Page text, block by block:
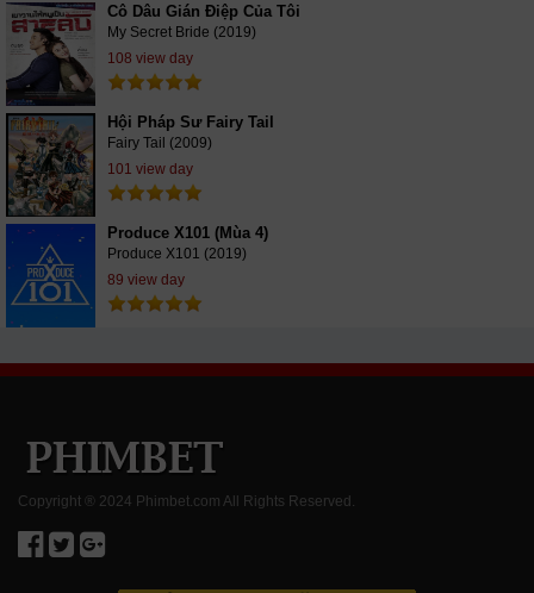
Cô Dâu Gián Điệp Của Tôi
My Secret Bride (2019)
108 view day
Hội Pháp Sư Fairy Tail
Fairy Tail (2009)
101 view day
Produce X101 (Mùa 4)
Produce X101 (2019)
89 view day
Copyright ® 2024 Phimbet.com All Rights Reserved.